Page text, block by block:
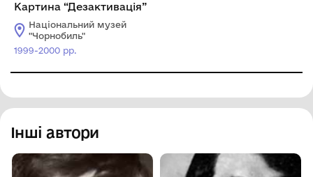
Картина “Дезактивація”
Національний музей
"Чорнобиль"
1999-2000 рр.
Інші автори